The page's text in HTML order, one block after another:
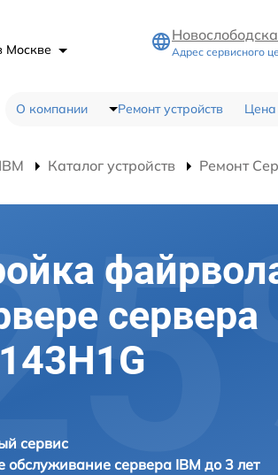
Москве Адрес сервисного
О компании Ремонт устройств Цена
Каталог устройств Ремонт
сервера
сервис
обслуживание сервера IBM до 3 лет